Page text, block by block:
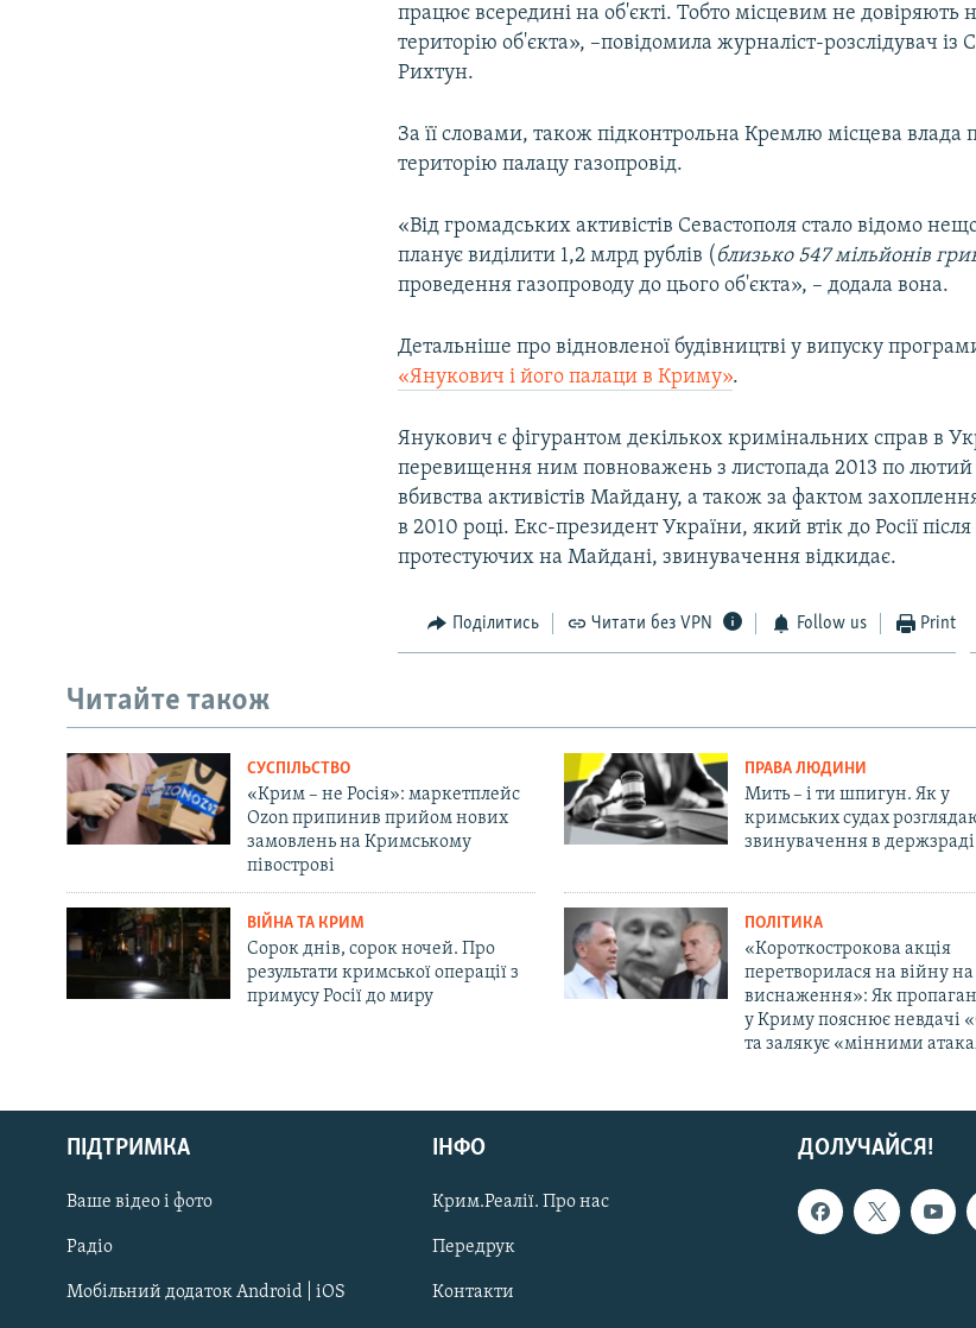
Русский
Qırımtatar
ДОЛУЧАЙСЯ!
працює всередині на об'єкті. Тобто місцевим не довіряють
територію об'єкта», –повідомила журналіст-розслідувач із
Рихтун.
За її словами, також підконтрольна Кремлю місцева влада
територію палацу газопровід.
«Від громадських активістів Севастополя стало відомо
планує виділити 1,2 млрд рублів ( близько 547 мільйонів
проведення газопроводу до цього об'єкта», – додала вона.
Детальніше про відновленої будівництві у випуску
«Янукович і його палаци в Криму».
Янукович є фігурантом декількох кримінальних справ в
перевищення ним повноважень з листопада 2013 по лютий
вбивства активістів Майдану, а також за фактом
в 2010 році. Екс-президент України, який втік до Росії після
протестуючих на Майдані, звинувачення відкидає.
Поділитись Читати без VPN Follow us Print
Читайте також
СУСПІЛЬСТВО
«Крим – не Росія»: маркетплейс
Ozon припинив прийом нових
замовлень на Кримському
півострові
ПРАВА ЛЮДИНИ
Мить – і ти шпигун. Як у
кримських судах
звинувачення в держзраді
ВІЙНА ТА КРИМ
Сорок днів, сорок ночей. Про
результати кримської операції з
примусу Росії до миру
ПОЛІТИКА
«Короткострокова акція
перетворилася на війну на
виснаження»: Як
у Криму пояснює невдачі
та залякує «мінними
ДОЛУЧАЙСЯ!
ПІДТРИМКА
Ваше відео і фото
Радіо
Мобільний додаток Android | iOS
ІНФО
Крим.Реалії. Про нас
Передрук
Контакти